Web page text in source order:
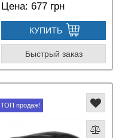
Цена: 677 грн
КУПИТЬ
Быстрый заказ
ТОП продаж!